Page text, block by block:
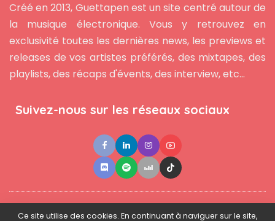
Créé en 2013, Guettapen est un site centré autour de
la musique électronique. Vous y retrouvez en
exclusivité toutes les dernières news, les previews et
releases de vos artistes préférés, des mixtapes, des
playlists, des récaps d'évents, des interview, etc...
Suivez-nous sur les réseaux sociaux
Contact ●Newsletter ● L'équipe ● Mentions légales
Ce site utilise des cookies. En continuant à naviguer sur le site,